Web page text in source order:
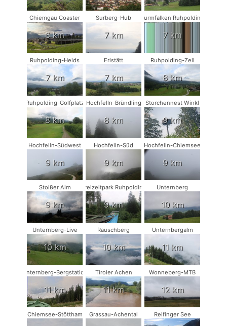
Chiemgau Coaster
6 km
Surberg-Hub
7 km
Turmfalken Ruhpolding
7 km
Ruhpolding-Helds
7 km
Erlstätt
7 km
Ruhpolding-Zell
8 km
Ruhpolding-Golfplatz
8 km
Hochfelln-Bründling
8 km
Storchennest Winkl
9 km
Hochfelln-Südwest
9 km
Hochfelln-Süd
9 km
Hochfelln-Chiemsee
9 km
Stoißer Alm
9 km
Freizeitpark Ruhpolding
9 km
Unternberg
10 km
Unternberg-Live
10 km
Rauschberg
10 km
Unternbergalm
11 km
Unternberg-Bergstation
11 km
Tiroler Achen
11 km
Wonneberg-MTB
12 km
Chiemsee-Stöttham Grassau-Achental Reifinger See